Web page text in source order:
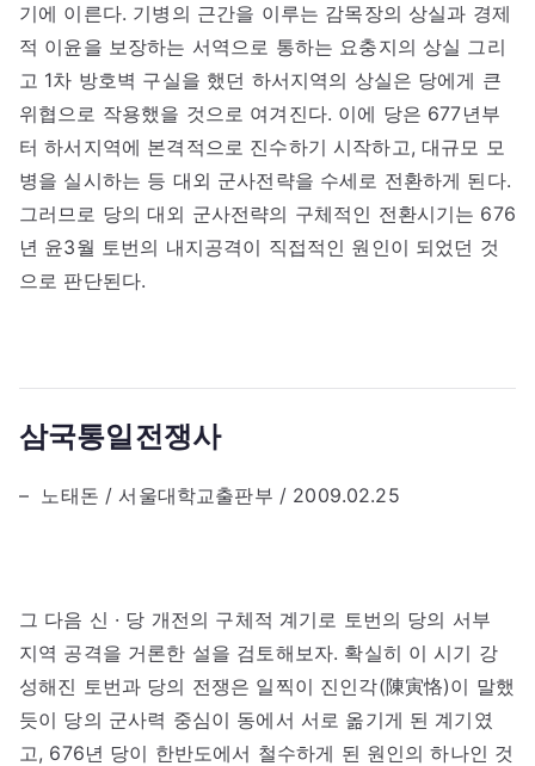
기에 이른다. 기병의 근간을 이루는 감목장의 상실과 경제
적 이윤을 보장하는 서역으로 통하는 요충지의 상실 그리
고 1차 방호벽 구실을 했던 하서지역의 상실은 당에게 큰
위협으로 작용했을 것으로 여겨진다. 이에 당은 677년부
터 하서지역에 본격적으로 진수하기 시작하고, 대규모 모
병을 실시하는 등 대외 군사전략을 수세로 전환하게 된다.
그러므로 당의 대외 군사전략의 구체적인 전환시기는 676
년 윤3월 토번의 내지공격이 직접적인 원인이 되었던 것
으로 판단된다.
삼국통일전쟁사
– 노태돈 / 서울대학교출판부 / 2009.02.25
그 다음 신 · 당 개전의 구체적 계기로 토번의 당의 서부
지역 공격을 거론한 설을 검토해보자. 확실히 이 시기 강
성해진 토번과 당의 전쟁은 일찍이 진인각(陳寅恪)이 말했
듯이 당의 군사력 중심이 동에서 서로 옮기게 된 계기였
고, 676년 당이 한반도에서 철수하게 된 원인의 하나인 것